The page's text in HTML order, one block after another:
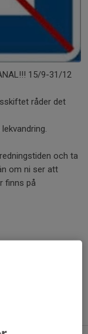
15/9-31/12
råder det
och ta
om ni ser att
finns på